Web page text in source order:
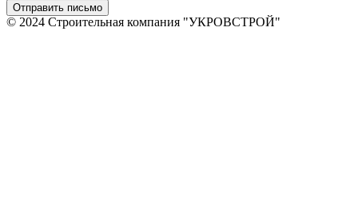
Отправить письмо
© 2024 Строительная компания "УКРОВСТРОЙ"